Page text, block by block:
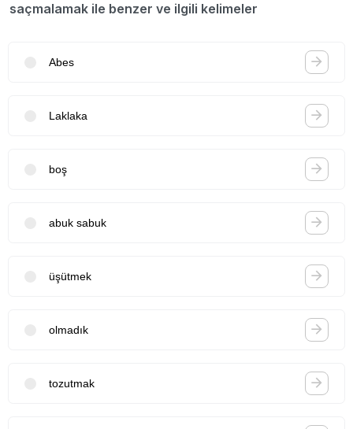
saçmalamak ile benzer ve ilgili kelimeler
Abes
Laklaka
boş
abuk sabuk
üşütmek
olmadık
tozutmak